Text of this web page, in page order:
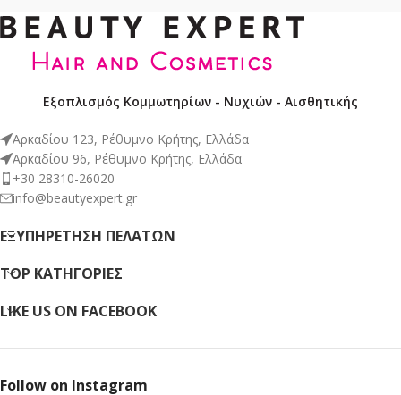
Εξοπλισμός Κομμωτηρίων - Νυχιών - Αισθητικής
Αρκαδίου 123, Ρέθυμνο Κρήτης, Ελλάδα
Αρκαδίου 96, Ρέθυμνο Κρήτης, Ελλάδα
+30 28310-26020
info@beautyexpert.gr
ΕΞΥΠΗΡΈΤΗΣΗ ΠΕΛΑΤΏΝ
TOP ΚΑΤΗΓΟΡΙΕΣ
LIKE US ON FACEBOOK
Follow on Instagram